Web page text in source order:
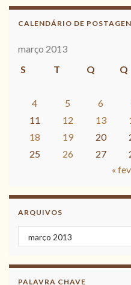
CALENDÁRIO DE
março 2013
S
T Q Q
4
5 6
11
12 13
18
19 20
25
26 27
« fev
ARQUIVOS
Arquivos
PALAVRA CHAVE